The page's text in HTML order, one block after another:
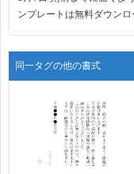
ンプレートは無料ダウンロ
同一タグの他の書式